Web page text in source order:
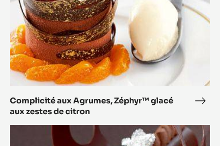
Complicité aux Agrumes, Zéphyr™ glacé
aux zestes de citron
zestes
citron